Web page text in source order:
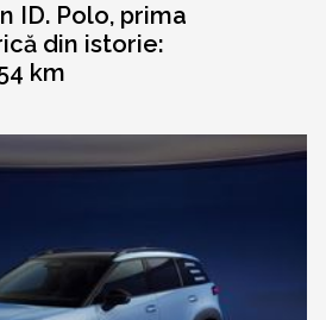
ID. Polo, prima
din istorie:
km